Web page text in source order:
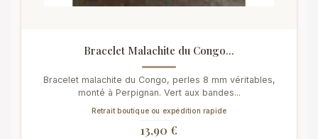
Bracelet Malachite du Congo...
Bracelet malachite du Congo, perles 8 mm véritables,
monté à Perpignan. Vert aux bandes...
Retrait boutique ou expédition rapide
13,90 €